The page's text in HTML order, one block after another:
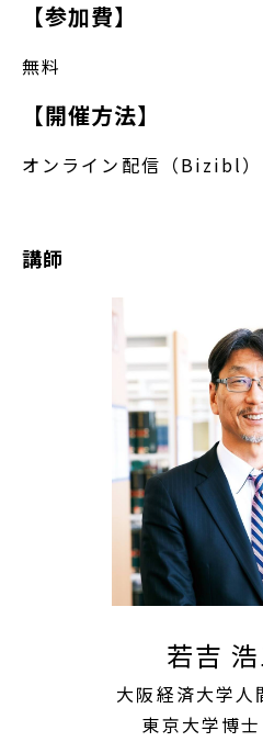
【参加費】
無料
【開催方法】
オンライン配信（Bizibl）
講師
若吉
大阪経済大学人
東京大学博